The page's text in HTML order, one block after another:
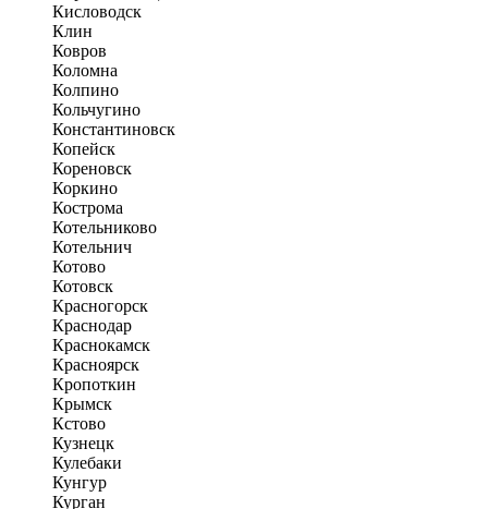
Кисловодск
Клин
Ковров
Коломна
Колпино
Кольчугино
Константиновск
Копейск
Кореновск
Коркино
Кострома
Котельниково
Котельнич
Котово
Котовск
Красногорск
Краснодар
Краснокамск
Красноярск
Кропоткин
Крымск
Кстово
Кузнецк
Кулебаки
Кунгур
Курган